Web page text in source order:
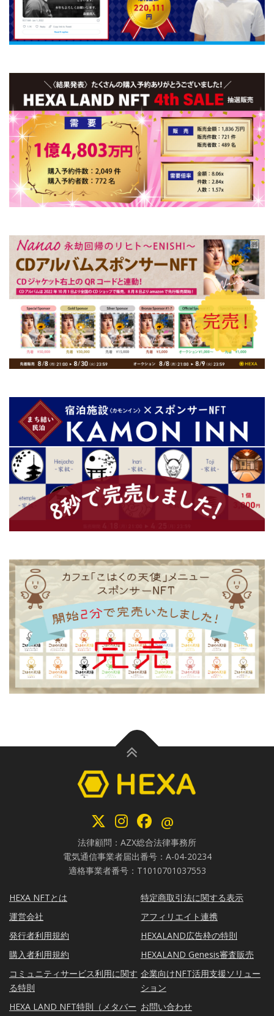
@
法律顧問：AZX総合法律事務所
電気通信事業者届出番号：A-04-20234
適格事業者番号：T1010701037553
HEXA NFTとは
運営会社
発行者利用規約
購入者利用規約
コミュニティサービス利用に関す
る特則
HEXA LAND NFT特則（メタバー
特定商取引法に関する表示
アフィリエイト連携
HEXALAND広告枠の特則
HEXALAND Genesis審査販売
企業向けNFT活用支援ソリュー
ション
お問い合わせ